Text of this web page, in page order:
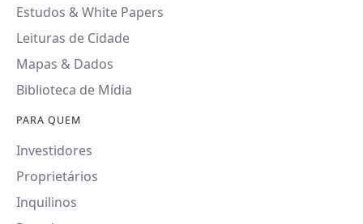
Estudos & White Papers
Leituras de Cidade
Mapas & Dados
Biblioteca de Mídia
PARA QUEM
Investidores
Proprietários
Inquilinos